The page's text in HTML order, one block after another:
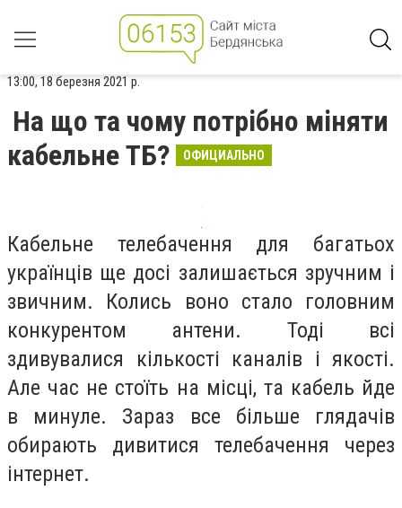
13:00, 18 березня 2021 р.
На що та чому потрібно міняти
кабельне ТБ?
ОФИЦИАЛЬНО
Кабельне телебачення для багатьох
українців ще досі залишається зручним і
звичним. Колись воно стало головним
конкурентом антени. Тоді всі
здивувалися кількості каналів і якості.
Але час не стоїть на місці, та кабель йде
в минуле. Зараз все більше глядачів
обирають дивитися телебачення через
інтернет.